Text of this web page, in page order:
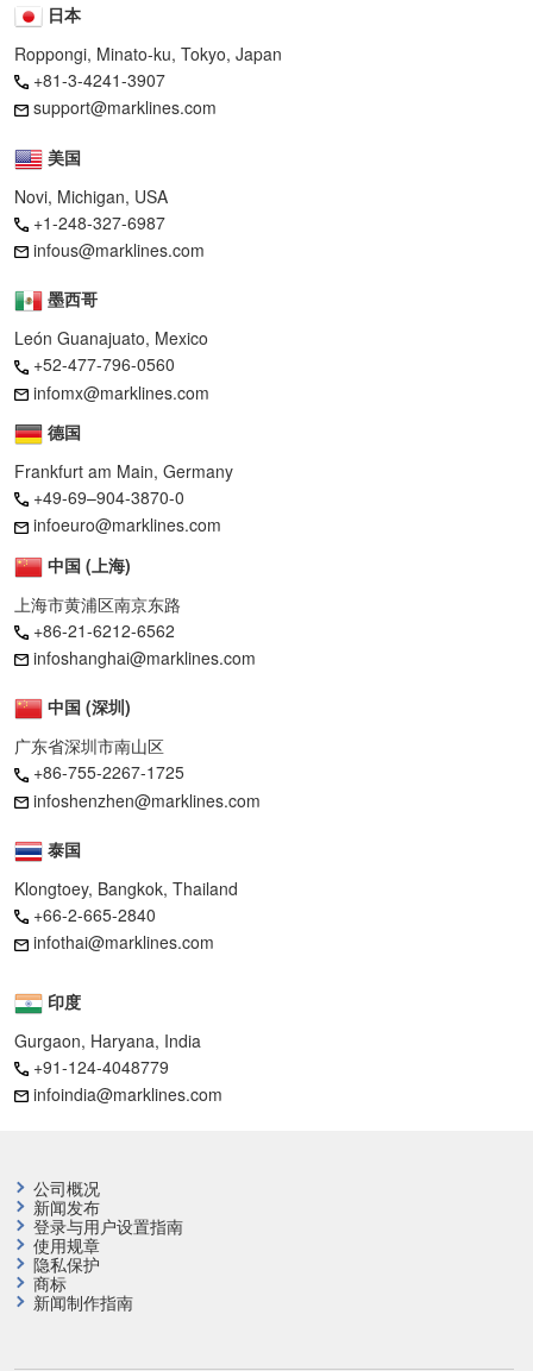
日本
Roppongi, Minato-ku, Tokyo, Japan
+81-3-4241-3907
support@marklines.com
美国
Novi, Michigan, USA
+1-248-327-6987
infous@marklines.com
墨西哥
León Guanajuato, Mexico
+52-477-796-0560
infomx@marklines.com
德国
Frankfurt am Main, Germany
+49-69–904-3870-0
infoeuro@marklines.com
中国 (上海)
上海市黄浦区南京东路
+86-21-6212-6562
infoshanghai@marklines.com
中国 (深圳)
广东省深圳市南山区
+86-755-2267-1725
infoshenzhen@marklines.com
泰国
Klongtoey, Bangkok, Thailand
+66-2-665-2840
infothai@marklines.com
印度
Gurgaon, Haryana, India
+91-124-4048779
infoindia@marklines.com
公司概况
新闻发布
登录与用户设置指南
使用规章
隐私保护
商标
新闻制作指南